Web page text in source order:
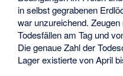
in selbst gegrabenen
war unzureichend.
Todesfällen am Tag und
Die genaue Zahl der
Lager existierte von April